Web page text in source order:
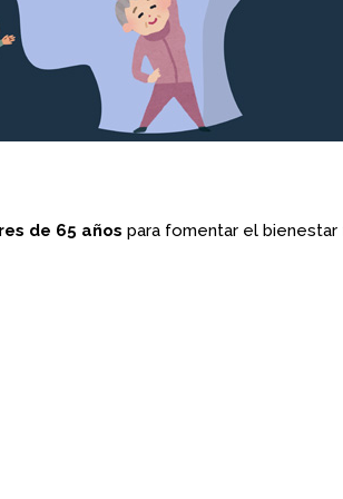
de 65 años para fomentar el